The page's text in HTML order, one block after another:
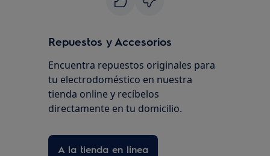
Repuestos y Accesorios
Encuentra repuestos originales para
tu electrodoméstico en nuestra
tienda online y recíbelos
directamente en tu domicilio.
A la tienda en línea